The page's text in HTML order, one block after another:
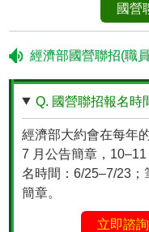
國營
經濟部國營聯招(職
Q. 國營聯招報名
經濟部大約會在每年
7 月公告簡章，
名時間：6/25–7/23；
簡章。
立即諮詢